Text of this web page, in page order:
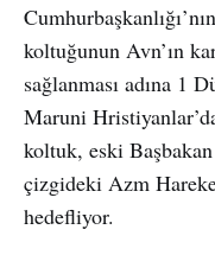
koltuğunun Avn’ın
sağlanması adına 1
Maruni
koltuk, eski
çizgideki Azm
hedefliyor.